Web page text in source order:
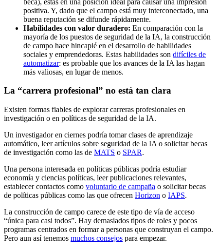
positiva. Y, dado que el campo está muy interconectado, una
buena reputación se difunde rápidamente.
Habilidades con valor duradero: En comparación con la
mayoría de los puestos de seguridad de la IA, la construcción
de campo hace hincapié en el desarrollo de habilidades
sociales y emprendedoras. Estas habilidades son difíciles de
automatizar: es probable que los avances de la IA las hagan
más valiosas, en lugar de menos.
La “carrera profesional” no está tan clara
Existen formas fiables de explorar carreras profesionales en
investigación o en políticas de seguridad de la IA.
Un investigador en ciernes podría tomar clases de aprendizaje
automático, leer artículos sobre seguridad de la IA o solicitar becas
de investigación como las de MATS o SPAR.
Una persona interesada en políticas públicas podría estudiar
economía y ciencias políticas, leer publicaciones relevantes,
establecer contactos como voluntario de campaña o solicitar becas
de políticas públicas como las que ofrecen Horizon o IAPS.
La construcción de campo carece de este tipo de vía de acceso
“única para casi todos”. Hay demasiados tipos de roles y pocos
programas centrados en formar a personas que construyan el campo.
Pero aun así tenemos muchos consejos para empezar.